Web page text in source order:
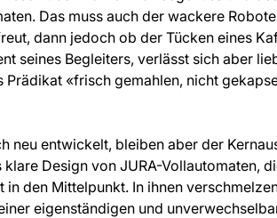
Das muss auch der wackere
dann jedoch ob der Tücken eines
seines Begleiters, verlässt sich aber
Prädikat «frisch gemahlen, nicht
neu entwickelt, bleiben aber der
Design von JURA-Vollautomaten,
den Mittelpunkt. In ihnen
eigenständigen und